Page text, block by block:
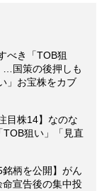
べき「TOB狙
…国策の後押しも
」お宝株をカブ
目株14】なのな
狙い」「見直
銘柄を公開】がん
宣告後の集中投